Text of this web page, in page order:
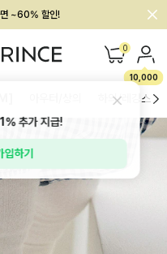
면 ~60% 할인!
원 혜택 0
10,000
하의/레깅스
1%추가 지급!
하기